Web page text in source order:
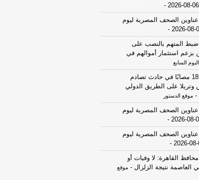
-
عناوين الصحف المصرية ليوم
-
ضبط المتهم بالنصب على
بزعم استثمار أموالهم في
اليوم السابع
18 مصابًا في حادث تصادم
وتريلا على الطريق الدولي
- موقع الدستور
عناوين الصحف المصرية ليوم
-
عناوين الصحف المصرية ليوم
-
محافظ القاهرة: لا وفيات أو
العاصمة نتيجة الزلزال - موقع